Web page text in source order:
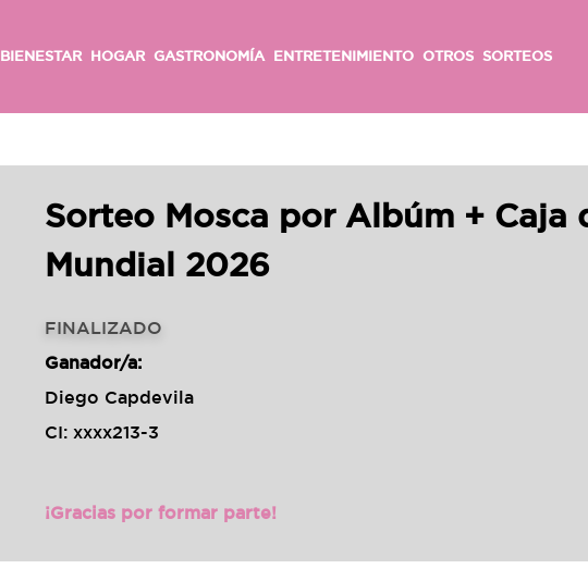
BIENESTAR HOGAR GASTRONOMÍA ENTRETENIMIENTO OTROS SORTEOS
Sorteo Mosca por Albúm + Caja
Mundial 2026
FINALIZADO
Ganador/a:
Diego Capdevila
CI: xxxx213-3
¡Gracias por formar parte!